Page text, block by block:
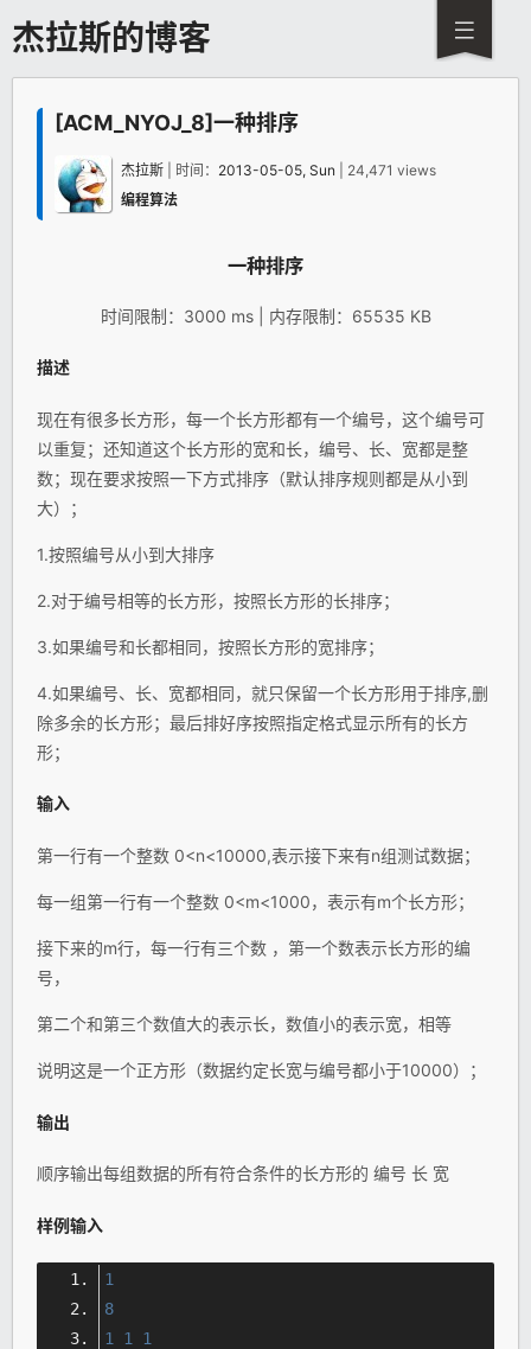
杰拉斯的博客
[ACM_NYOJ_8]一种排序
杰拉斯 | 时间： 2013-05-05, Sun | 24,471 views
编程算法
一种排序
时间限制：3000 ms | 内存限制：65535 KB
描述
现在有很多长方形，每一个长方形都有一个编号，这个编号可
以重复；还知道这个长方形的宽和长，编号、长、宽都是整
数；现在要求按照一下方式排序（默认排序规则都是从小到
大）；
1.按照编号从小到大排序
2.对于编号相等的长方形，按照长方形的长排序；
3.如果编号和长都相同，按照长方形的宽排序；
4.如果编号、长、宽都相同，就只保留一个长方形用于排序,删
除多余的长方形；最后排好序按照指定格式显示所有的长方
形；
输入
第一行有一个整数 0<n<10000,表示接下来有n组测试数据；
每一组第一行有一个整数 0<m<1000，表示有m个长方形；
接下来的m行，每一行有三个数 ，第一个数表示长方形的编
号，
第二个和第三个数值大的表示长，数值小的表示宽，相等
说明这是一个正方形（数据约定长宽与编号都小于10000）；
输出
顺序输出每组数据的所有符合条件的长方形的 编号 长 宽
样例输入
1
8
1
1
1